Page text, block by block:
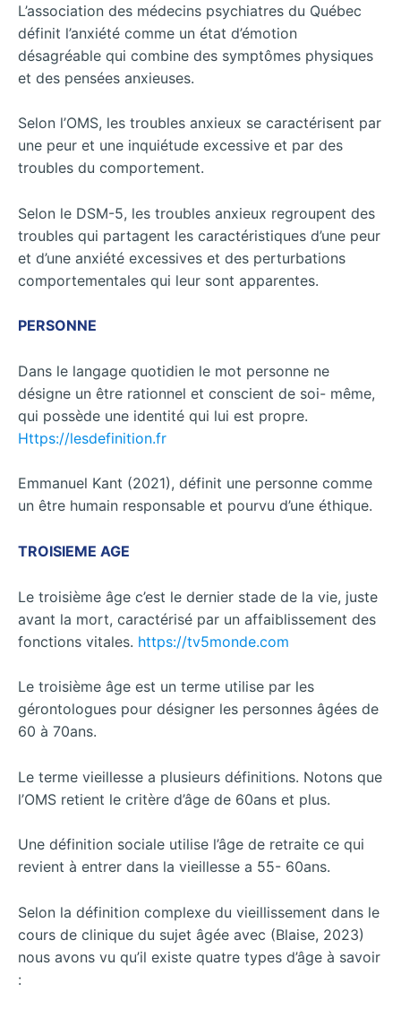
L’association des médecins psychiatres du Québec
définit l’anxiété comme un état d’émotion
désagréable qui combine des symptômes physiques
et des pensées anxieuses.
Selon l’OMS, les troubles anxieux se caractérisent par
une peur et une inquiétude excessive et par des
troubles du comportement.
Selon le DSM-5, les troubles anxieux regroupent des
troubles qui partagent les caractéristiques d’une peur
et d’une anxiété excessives et des perturbations
comportementales qui leur sont apparentes.
PERSONNE
Dans le langage quotidien le mot personne ne
désigne un être rationnel et conscient de soi- même,
qui possède une identité qui lui est propre.
Https://lesdefinition.fr
Emmanuel Kant (2021), définit une personne comme
un être humain responsable et pourvu d’une éthique.
TROISIEME AGE
Le troisième âge c’est le dernier stade de la vie, juste
avant la mort, caractérisé par un affaiblissement des
fonctions vitales. https://tv5monde.com
Le troisième âge est un terme utilise par les
gérontologues pour désigner les personnes âgées de
60 à 70ans.
Le terme vieillesse a plusieurs définitions. Notons que
l’OMS retient le critère d’âge de 60ans et plus.
Une définition sociale utilise l’âge de retraite ce qui
revient à entrer dans la vieillesse a 55- 60ans.
Selon la définition complexe du vieillissement dans le
cours de clinique du sujet âgée avec (Blaise, 2023)
nous avons vu qu’il existe quatre types d’âge à savoir
: